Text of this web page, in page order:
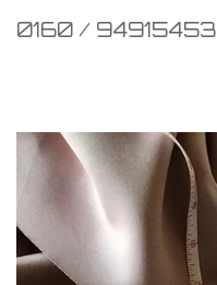
s
0160 / 94915453